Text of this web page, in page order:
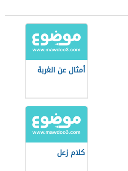
أمثال عن الغربة
كلام زعل